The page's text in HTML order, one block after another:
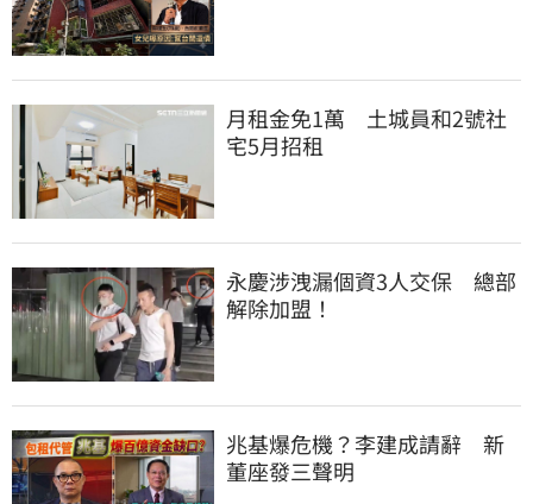
月租金免1萬　土城員和2號社
宅5月招租
永慶涉洩漏個資3人交保　總部
解除加盟！
兆基爆危機？李建成請辭　新
董座發三聲明